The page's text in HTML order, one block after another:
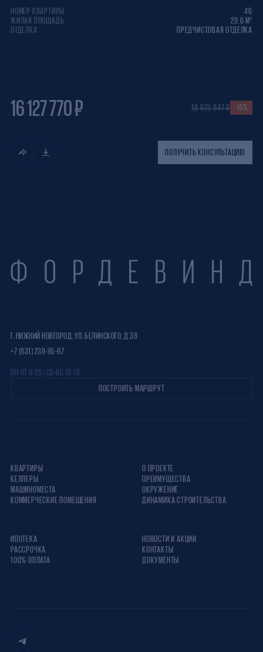
НОМЕР КВАРТИРЫ
46
ЖИЛАЯ ПЛОЩАДЬ
29.6 М²
ОТДЕЛКА
ПРЕДЧИСТОВАЯ ОТДЕЛКА
16 127 770 ₽ 18 973 847 ₽ -15%
ПОЛУЧИТЬ КОНСУЛЬТАЦИЮ
Г. НИЖНИЙ НОВГОРОД, УЛ. БЕЛИНСКОГО, Д.38
+7 (831) 238-95-97
ПН-ПТ 9-20 | СБ-ВС 10-16
ПОСТРОИТЬ МАРШРУТ
КВАРТИРЫ
КЕЛЛЕРЫ
МАШИНОМЕСТА
КОММЕРЧЕСКИЕ ПОМЕЩЕНИЯ
О ПРОЕКТЕ
ПРЕИМУЩЕСТВА
ОКРУЖЕНИЕ
ДИНАМИКА СТРОИТЕЛЬСТВА
ИПОТЕКА
РАССРОЧКА
100% ОПЛАТА
НОВОСТИ И АКЦИИ
КОНТАКТЫ
ДОКУМЕНТЫ